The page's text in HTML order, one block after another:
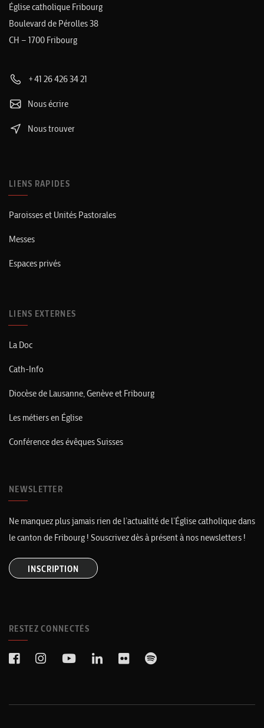
Église catholique Fribourg
Boulevard de Pérolles 38
CH – 1700 Fribourg
+41 26 426 34 21
Nous écrire
Nous trouver
LIENS RAPIDES
Paroisses et Unités Pastorales
Messes
Espaces privés
LIENS EXTERNES
La Doc
Cath-Info
Diocèse de Lausanne, Genève et Fribourg
Les métiers en Église
Conférence des évêques Suisses
NEWSLETTER
Ne manquez plus jamais rien de l’actualité de l’Église catholique dans
le canton de Fribourg ! Souscrivez dès à présent à nos newsletters !
INSCRIPTION
RESTEZ CONNECTÉS